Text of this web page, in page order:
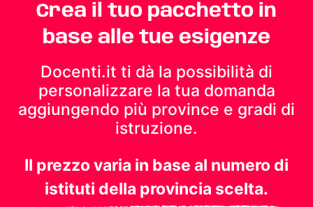
Crea il tuo pacchetto in
base alle tue esigenze
Docenti.it ti dà la possibilità di
personalizzare la tua domanda
aggiungendo più province e gradi di
istruzione.
Il prezzo varia in base al numero di
istituti della provincia scelta.